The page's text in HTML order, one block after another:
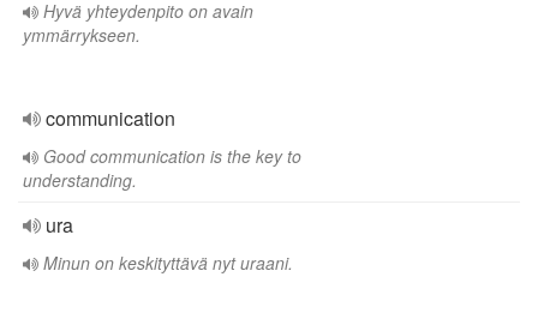
Hyvä yhteydenpito on avain
ymmärrykseen.
communication
Good communication is the key to
understanding.
ura
Minun on keskityttävä nyt uraani.